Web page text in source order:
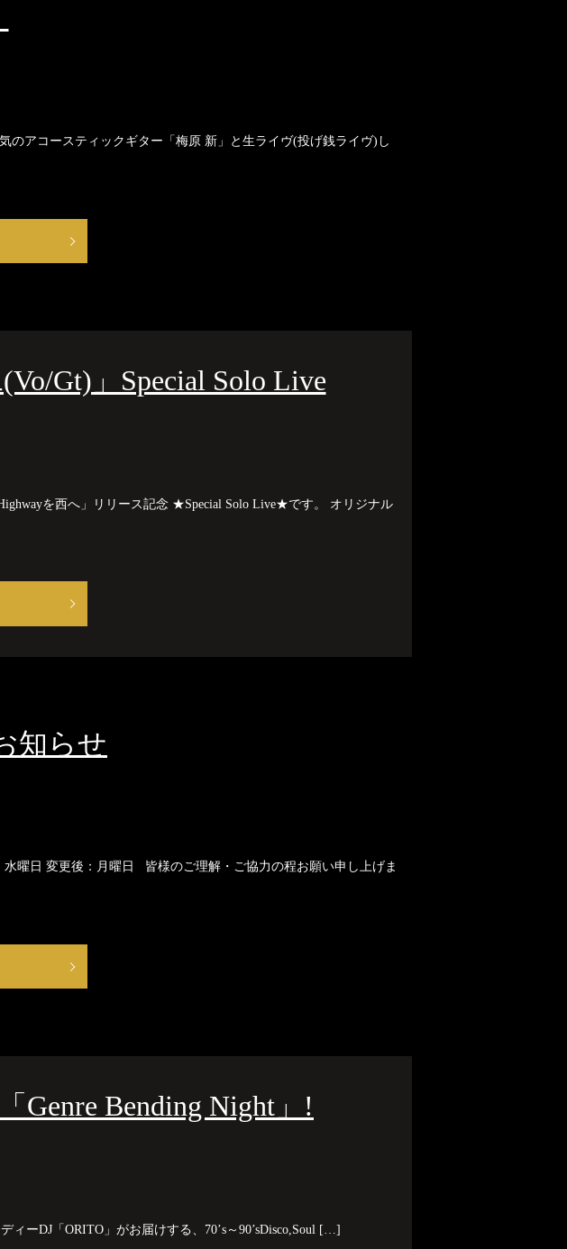
のアコースティックギター「梅原 新」と生ライヴ(投げ銭ライヴ)し
Gt)」Special Solo Live
を西へ」リリース記念 ★Special Solo Live★です。 オリジナル
知らせ
曜日 変更後：月曜日 皆様のご理解・ご協力の程お願い申し上げま
Genre Bending Night」!
ィーDJ「ORITO」がお届けする、70’s～90’sDisco,Soul […]